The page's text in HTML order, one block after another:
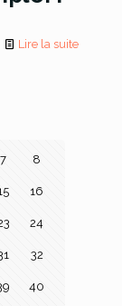
Lire la suite
7 8
16
24
32
40